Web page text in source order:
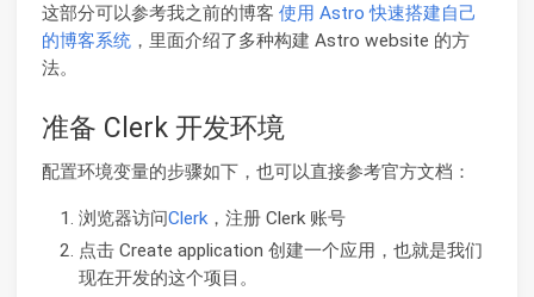
这部分可以参考我之前的博客 使用 Astro 快速搭建自己
的博客系统 ，里面介绍了多种构建 Astro website 的方
法。
准备 Clerk 开发环境
配置环境变量的步骤如下，也可以直接参考官方文档：
浏览器访问Clerk，注册 Clerk 账号
点击 Create application 创建一个应用，也就是我们
现在开发的这个项目。